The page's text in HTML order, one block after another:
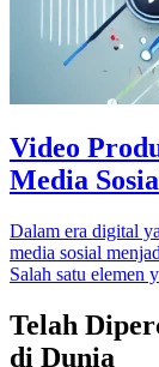
Video
Media
Dalam era digital
media sosial
Salah satu elemen
Telah
di Dunia